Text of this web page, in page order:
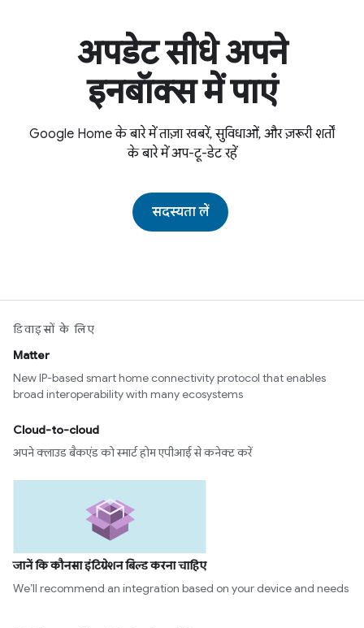
अपडेट सीधे अपने
इनबॉक्स में पाएं
Google Home के बारे में ताज़ा खबरें, सुविधाओं, और ज़रूरी शर्तों
के बारे में अप-टू-डेट रहें
सदस्यता लें
डिवाइसों के लिए
Matter
New IP-based smart home connectivity protocol that enables
broad interoperability with many ecosystems
Cloud-to-cloud
अपने क्लाउड बैकएंड को स्मार्ट होम एपीआई से कनेक्ट करें
जानें कि कौनसा इंटिग्रेशन बिल्ड करना चाहिए
We’ll recommend an integration based on your device and needs